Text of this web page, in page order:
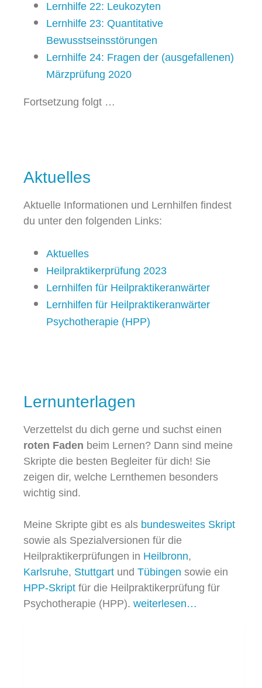
Lernhilfe 22: Leukozyten
Lernhilfe 23: Quantitative
Bewusstseinsstörungen
Lernhilfe 24: Fragen der (ausgefallenen)
Märzprüfung 2020
Fortsetzung folgt …
Aktuelles
Aktuelle Informationen und Lernhilfen findest
du unter den folgenden Links:
Aktuelles
Heilpraktikerprüfung 2023
Lernhilfen für Heilpraktikeranwärter
Lernhilfen für Heilpraktikeranwärter
Psychotherapie (HPP)
Lernunterlagen
Verzettelst du dich gerne und suchst einen
roten Faden beim Lernen? Dann sind meine
Skripte die besten Begleiter für dich! Sie
zeigen dir, welche Lernthemen besonders
wichtig sind.
Meine Skripte gibt es als bundesweites Skript
sowie als Spezialversionen für die
Heilpraktikerprüfungen in Heilbronn,
Karlsruhe, Stuttgart und Tübingen sowie ein
HPP-Skript für die Heilpraktikerprüfung für
Psychotherapie (HPP). weiterlesen…